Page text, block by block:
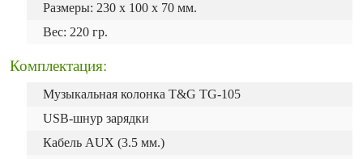
Размеры: 230 х 100 х 70 мм.
Вес: 220 гр.
Комплектация:
Музыкальная колонка T&G TG-105
USB-шнур зарядки
Кабель AUX (3.5 мм.)